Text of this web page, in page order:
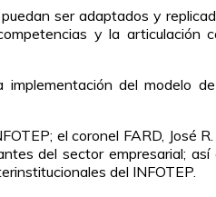
ser adaptados y
y la articulación
del modelo
el coronel FARD, José
del sector empresarial;
del INFOTEP.